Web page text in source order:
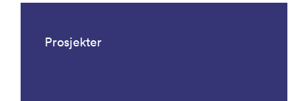
Prosjekter